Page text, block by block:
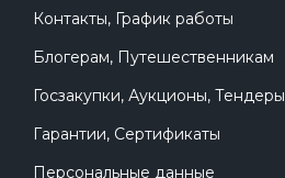
Контакты, График работы
Блогерам, Путешественникам
Госзакупки, Аукционы, Тендеры
Гарантии, Сертификаты
Персональные данные